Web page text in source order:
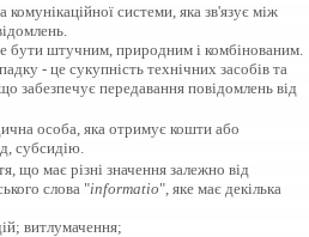
системи, яка зв'язує між
бути штучним, природним і комбінованим.
- це сукупність технічних засобів та
забезпечує передавання повідомлень від
особа, яка отримує кошти або
субсидію.
що має різні значення залежно від
слова "informatio", яке має декілька
витлумачення;